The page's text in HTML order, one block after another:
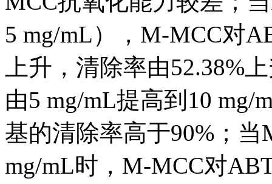
5 mg/mL），M-MCC对
上升，清除率由52.38%
由5 mg/mL提高到10
基的清除率高于90%；
mg/mL时，M-MCC对